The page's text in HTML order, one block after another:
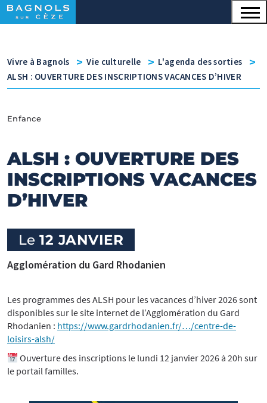
Panneau de gestion des cookies
Menu principal
Contenu
Vivre à Bagnols v Vie culturelle v L'agenda des sorties v
ALSH : OUVERTURE DES INSCRIPTIONS VACANCES D’HIVER
ALSH : OUVERTURE DES
INSCRIPTIONS VACANCES
D’HIVER
Enfance
Le12 JANVIER
Agglomération du Gard Rhodanien
Les programmes des ALSH pour les vacances d’hiver 2026 sont
disponibles sur le site internet de l’Agglomération du Gard
Rhodanien : https://www.gardrhodanien.fr/…/centre-de-
loisirs-alsh/
Ouverture des inscriptions le lundi 12 janvier 2026 à 20h sur
le portail familles.